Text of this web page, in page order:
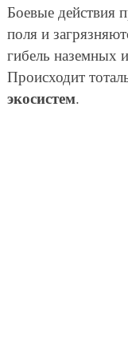
Боевые действия
поля и
гибель наземных
Происходит
экосистем.